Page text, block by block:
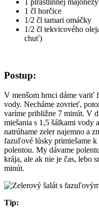
1 plrastlinnej
1 čl horčice
1/2 čl tamari omáčky
1/2 čl tekvicového
chuť)
Postup:
V menšom hrnci dáme variť
vody. Necháme zovrieť,
varíme približne 7 minút. V
miešania s 1,5 šálkami
natrúhame zeler najemno a
fazuľové lúsky primiešame k
polentou. My dávame
krája, ale ak nie je čas, lebo
minút.
Tip: